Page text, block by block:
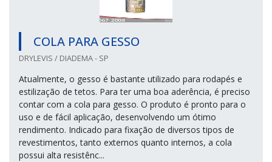
COLA PARA GESSO
DRYLEVIS / DIADEMA - SP
Atualmente, o gesso é bastante utilizado para rodapés e
estilização de tetos. Para ter uma boa aderência, é preciso
contar com a cola para gesso. O produto é pronto para o
uso e de fácil aplicação, desenvolvendo um ótimo
rendimento. Indicado para fixação de diversos tipos de
revestimentos, tanto externos quanto internos, a cola
possui alta resistênc...